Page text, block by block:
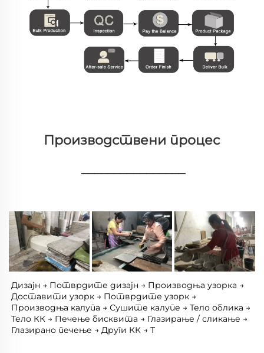
Производствени процес
________________
Дизајн → Потврдите дизајн → Производња узорка →
Доставити узорк → Потврдите узорк →
Производња калупа → Сушите калупе → Тело облика →
Тело КК → Печење бисквита → Глазирање / сликање →
Глазирано печење → Други КК → Т